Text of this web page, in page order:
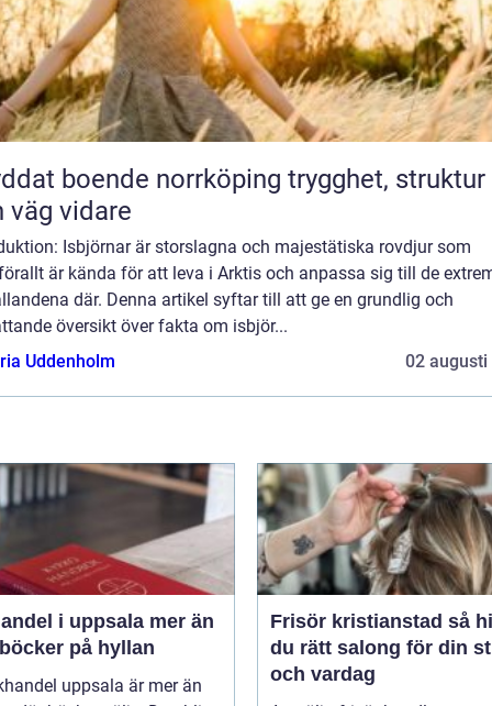
boende norrköping trygghet, struktur
väg vidare
Isbjörnar är storslagna och majestätiska rovdjur som
är kända för att leva i Arktis och anpassa sig till de
där. Denna artikel syftar till att ge en grundlig och
översikt över fakta om isbjör...
Uddenholm
02 augusti
i uppsala mer än
på hyllan
uppsala är mer än
Frisör kristianstad så hittar
du rätt salong för din
och vardag